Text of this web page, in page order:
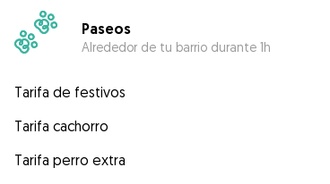
Paseos
Alrededor de tu barrio durante 1h
Tarifa de festivos
Tarifa cachorro
Tarifa perro extra